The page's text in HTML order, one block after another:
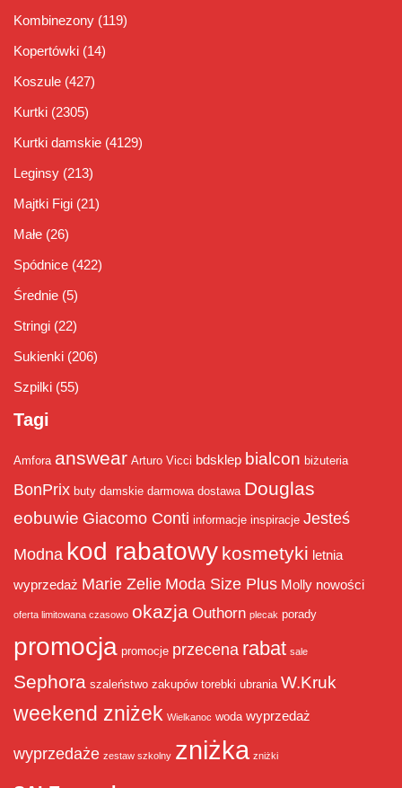
Kombinezony (119)
Kopertówki (14)
Koszule (427)
Kurtki (2305)
Kurtki damskie (4129)
Leginsy (213)
Majtki Figi (21)
Małe (26)
Spódnice (422)
Średnie (5)
Stringi (22)
Sukienki (206)
Szpilki (55)
Tagi
Amfora answear Arturo Vicci bdsklep bialcon biżuteria
BonPrix buty damskie darmowa dostawa Douglas
eobuwie Giacomo Conti informacje inspiracje Jesteś
Modna kod rabatowy kosmetyki letnia
wyprzedaż Marie Zelie Moda Size Plus Molly nowości
oferta limitowana czasowo okazja Outhorn plecak porady
promocja promocje przecena rabat sale
Sephora szaleństwo zakupów torebki ubrania W.Kruk
weekend zniżek Wielkanoc woda wyprzedaż
wyprzedaże zestaw szkolny zniżka zniżki